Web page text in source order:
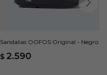
Sandalias OOFOS Original - Negro
$ 2.590